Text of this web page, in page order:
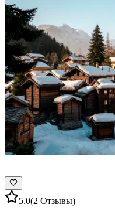
5.0(2 Отзывы)